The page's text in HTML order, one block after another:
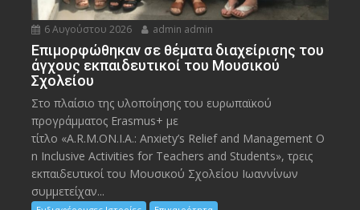
6 Αυγούστου 2026 admin admin
Eπιμορφώθηκαν σε θέματα διαχείρισης του
άγχους εκπαιδευτικοί του Μουσικού
Σχολείου
Στο πλαίσιο της υλοποίησης του ευρωπαϊκού
προγράμματος Erasmus+ με
τίτλο «A.R.M.ON.I.A.: Anxiety’s Relief and Management O
n Inclusive Activities for Teachers and Students», τρεις
εκπαιδευτικοί του Μουσικού Σχολείου Ιωαννίνων
συμμετείχαν...